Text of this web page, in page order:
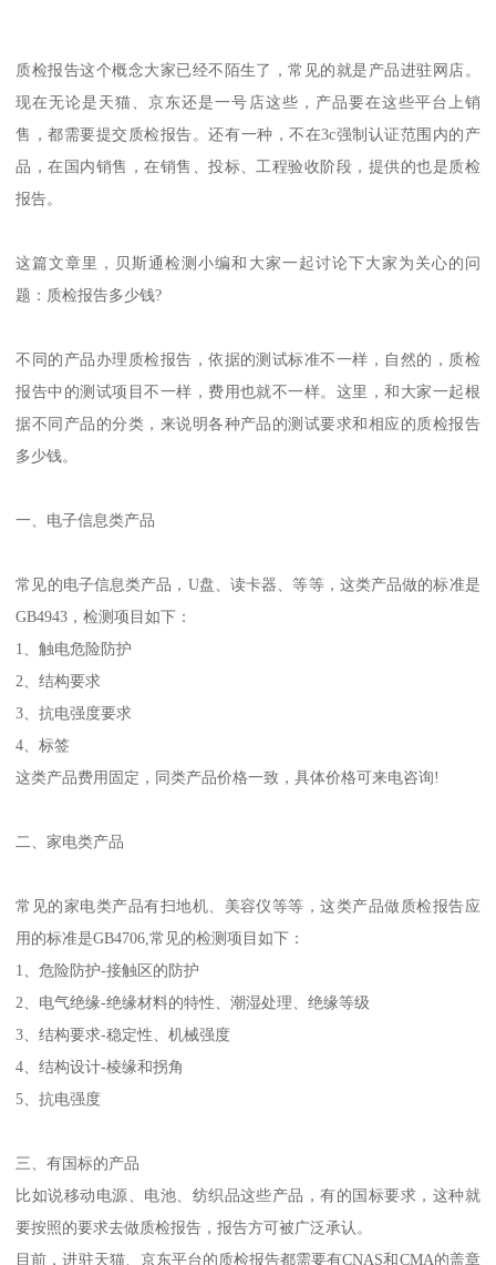
质检报告这个概念大家已经不陌生了，常见的就是产品进驻网店。
现在无论是天猫、京东还是一号店这些，产品要在这些平台上销
售，都需要提交质检报告。还有一种，不在3c强制认证范围内的产
品，在国内销售，在销售、投标、工程验收阶段，提供的也是质检
报告。
这篇文章里，贝斯通检测小编和大家一起讨论下大家为关心的问
题：质检报告多少钱?
不同的产品办理质检报告，依据的测试标准不一样，自然的，质检
报告中的测试项目不一样，费用也就不一样。这里，和大家一起根
据不同产品的分类，来说明各种产品的测试要求和相应的质检报告
多少钱。
一、电子信息类产品
常见的电子信息类产品，U盘、读卡器、等等，这类产品做的标准是
GB4943，检测项目如下：
1、触电危险防护
2、结构要求
3、抗电强度要求
4、标签
这类产品费用固定，同类产品价格一致，具体价格可来电咨询!
二、家电类产品
常见的家电类产品有扫地机、美容仪等等，这类产品做质检报告应
用的标准是GB4706,常见的检测项目如下：
1、危险防护-接触区的防护
2、电气绝缘-绝缘材料的特性、潮湿处理、绝缘等级
3、结构要求-稳定性、机械强度
4、结构设计-棱缘和拐角
5、抗电强度
三、有国标的产品
比如说移动电源、电池、纺织品这些产品，有的国标要求，这种就
要按照的要求去做质检报告，报告方可被广泛承认。
目前，进驻天猫、京东平台的质检报告都需要有CNAS和CMA的盖章